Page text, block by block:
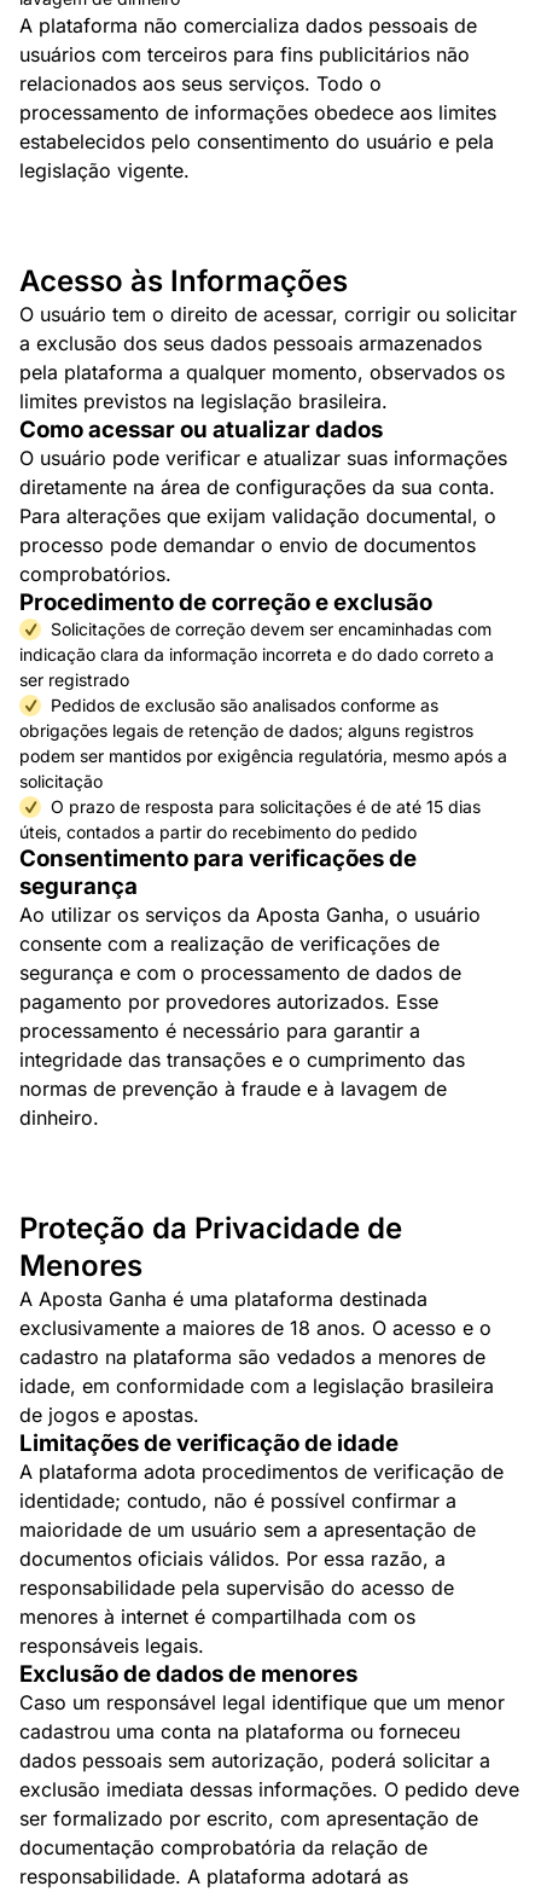
A plataforma não comercializa dados pessoais de
usuários com terceiros para fins publicitários não
relacionados aos seus serviços. Todo o
processamento de informações obedece aos limites
estabelecidos pelo consentimento do usuário e pela
legislação vigente.
Acesso às Informações
O usuário tem o direito de acessar, corrigir ou solicitar
a exclusão dos seus dados pessoais armazenados
pela plataforma a qualquer momento, observados os
limites previstos na legislação brasileira.
Como acessar ou atualizar dados
O usuário pode verificar e atualizar suas informações
diretamente na área de configurações da sua conta.
Para alterações que exijam validação documental, o
processo pode demandar o envio de documentos
comprobatórios.
Procedimento de correção e exclusão
Solicitações de correção devem ser encaminhadas com
indicação clara da informação incorreta e do dado correto a
ser registrado
Pedidos de exclusão são analisados conforme as
obrigações legais de retenção de dados; alguns registros
podem ser mantidos por exigência regulatória, mesmo após a
solicitação
O prazo de resposta para solicitações é de até 15 dias
úteis, contados a partir do recebimento do pedido
Consentimento para verificações de
segurança
Ao utilizar os serviços da Aposta Ganha, o usuário
consente com a realização de verificações de
segurança e com o processamento de dados de
pagamento por provedores autorizados. Esse
processamento é necessário para garantir a
integridade das transações e o cumprimento das
normas de prevenção à fraude e à lavagem de
dinheiro.
Proteção da Privacidade de
Menores
A Aposta Ganha é uma plataforma destinada
exclusivamente a maiores de 18 anos. O acesso e o
cadastro na plataforma são vedados a menores de
idade, em conformidade com a legislação brasileira
de jogos e apostas.
Limitações de verificação de idade
A plataforma adota procedimentos de verificação de
identidade; contudo, não é possível confirmar a
maioridade de um usuário sem a apresentação de
documentos oficiais válidos. Por essa razão, a
responsabilidade pela supervisão do acesso de
menores à internet é compartilhada com os
responsáveis legais.
Exclusão de dados de menores
Caso um responsável legal identifique que um menor
cadastrou uma conta na plataforma ou forneceu
dados pessoais sem autorização, poderá solicitar a
exclusão imediata dessas informações. O pedido deve
ser formalizado por escrito, com apresentação de
documentação comprobatória da relação de
responsabilidade. A plataforma adotará as